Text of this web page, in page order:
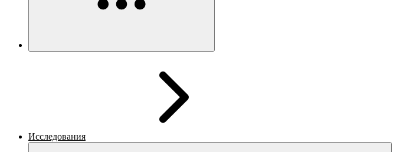
Исследования